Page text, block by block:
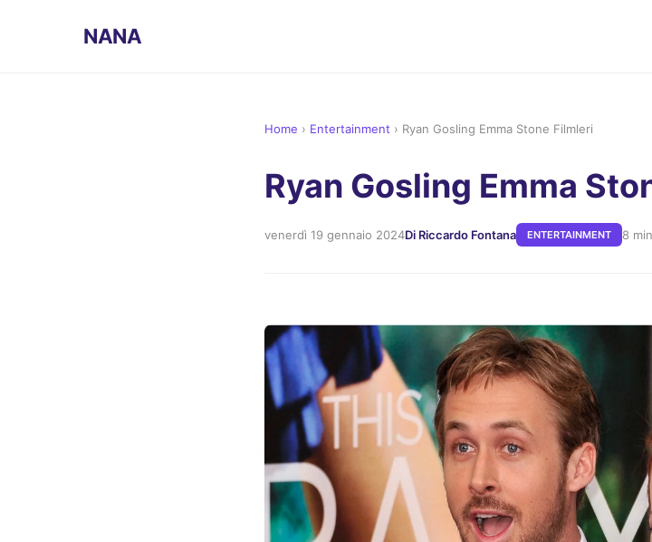
NANA
Home › Entertainment › Ryan Gosling Emma Stone Filmleri
Ryan Gosling Emma
venerdì 19 gennaio 2024Di Riccardo Fontana ENTERTAINMENT 8